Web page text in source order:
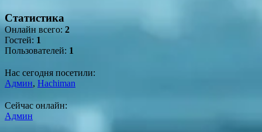
Статистика
Онлайн всего: 2
Гостей: 1
Пользователей: 1
Нас сегодня посетили:
Админ, Hachiman
Сейчас онлайн:
Админ